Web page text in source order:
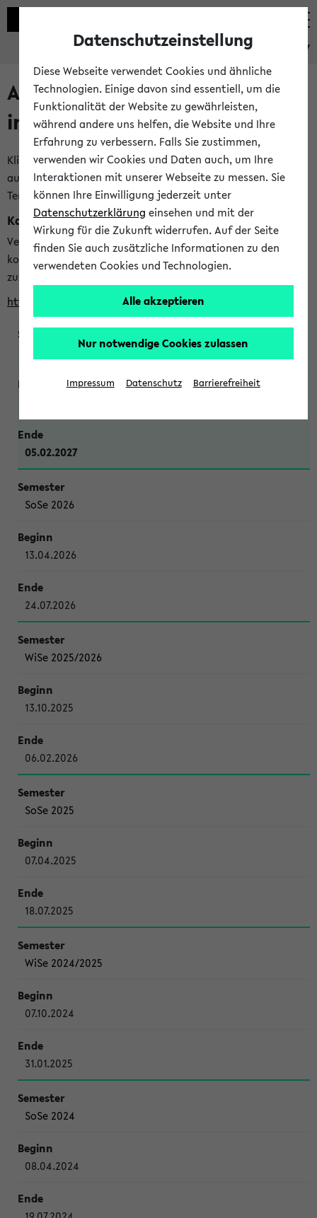
eKVV
Alle veröffentlichten Semester
im eKVV
Klicken Sie auf das Semester, welches Sie für Ihre Sitzung
auswählen möchten. Bitte beachten Sie auch die weiteren
Termine imKalender der Lehrplanung
Kalenderintegration
Verwenden Sie die folgende Adresse, um mit einer
kompatiblen Kalenderanwendung auf die Vorlesungszeiten
zuzugreifen (nähere Informationen
finden Sie hier
https://ekvv.uni-bielefeld.de/ws/calendar?vz
WiSe 2026/2027
05.02.2027
SoSe 2026
13.04.2026
24.07.2026
WiSe 2025/2026
13.10.2025
06.02.2026
SoSe 2025
07.04.2025
18.07.2025
WiSe 2024/2025
07.10.2024
31.01.2025
SoSe 2024
08.04.2024
Datenschutzeinstellung
Diese Webseite verwendet Cookies und ähnliche
Technologien. Einige davon sind essentiell, um die
Funktionalität der Website zu gewährleisten,
während andere uns helfen, die Website und Ihre
Erfahrung zu verbessern. Falls Sie zustimmen,
verwenden wir Cookies und Daten auch, um Ihre
Interaktionen mit unserer Webseite zu messen. Sie
können Ihre Einwilligung jederzeit unter
Datenschutzerklärung einsehen und mit der
Wirkung für die Zukunft widerrufen. Auf der Seite
finden Sie auch zusätzliche Informationen zu den
verwendeten Cookies und Technologien.
Alle akzeptieren
Nur notwendige Cookies zulassen
Impressum Datenschutz Barrierefreiheit